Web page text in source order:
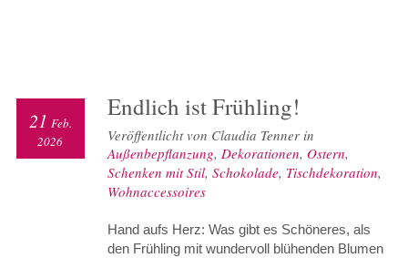
Endlich ist Frühling!
21 Feb.
2026
Veröffentlicht von Claudia Tenner in
Außenbepflanzung, Dekorationen, Ostern,
Schenken mit Stil, Schokolade, Tischdekoration,
Wohnaccessoires
Hand aufs Herz: Was gibt es Schöneres, als
den Frühling mit wundervoll blühenden Blumen